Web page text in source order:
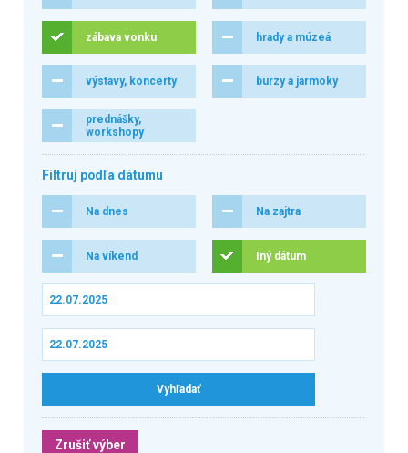
zábava vonku hrady a múzeá
výstavy, koncerty burzy a jarmoky
prednášky,
workshopy
Filtruj podľa dátumu
Na dnes Na zajtra
Na víkend Iný dátum
Zrušiť výber